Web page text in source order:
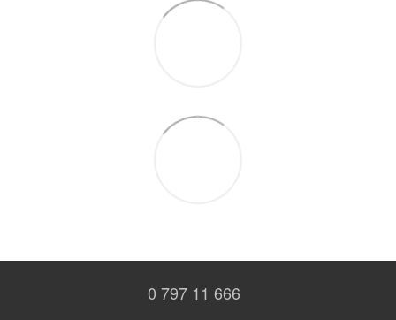
0 797 11 666